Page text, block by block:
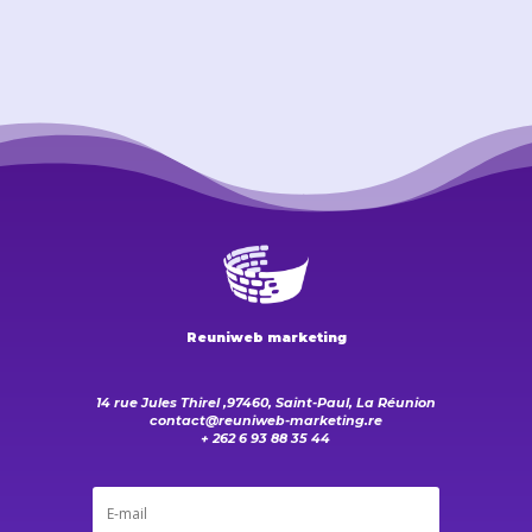
Reuniweb marketing
14 rue Jules Thirel ,97460, Saint-Paul, La Réunion
contact@reuniweb-marketing.re
+ 262 6 93 88 35 44